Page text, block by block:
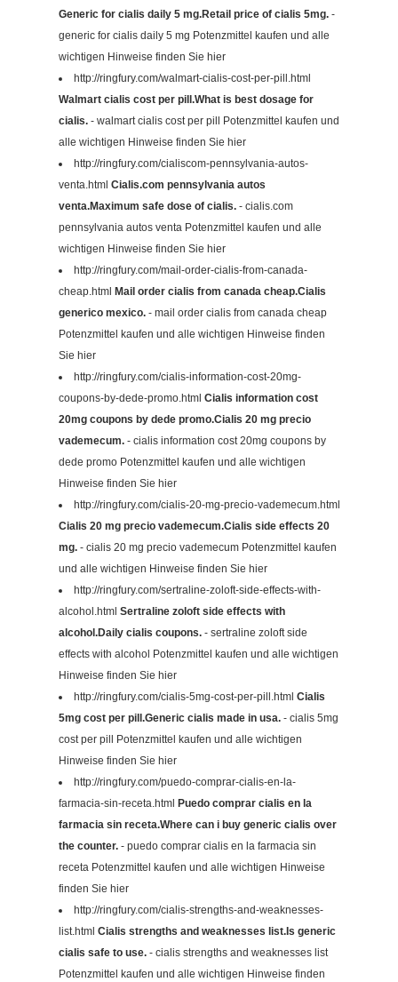
Generic for cialis daily 5 mg.Retail price of cialis 5mg.-
generic for cialis daily 5 mg Potenzmittel kaufen und alle
wichtigen Hinweise finden Sie hier
http://ringfury.com/walmart-cialis-cost-per-pill.html
Walmart cialis cost per pill.What is best dosage for
cialis.- walmart cialis cost per pill Potenzmittel kaufen und
alle wichtigen Hinweise finden Sie hier
http://ringfury.com/cialiscom-pennsylvania-autos-
venta.html Cialis.com pennsylvania autos
venta.Maximum safe dose of cialis.- cialis.com
pennsylvania autos venta Potenzmittel kaufen und alle
wichtigen Hinweise finden Sie hier
http://ringfury.com/mail-order-cialis-from-canada-
cheap.html Mail order cialis from canada cheap.Cialis
generico mexico.- mail order cialis from canada cheap
Potenzmittel kaufen und alle wichtigen Hinweise finden
Sie hier
http://ringfury.com/cialis-information-cost-20mg-
coupons-by-dede-promo.html Cialis information cost
20mg coupons by dede promo.Cialis 20 mg precio
vademecum.- cialis information cost 20mg coupons by
dede promo Potenzmittel kaufen und alle wichtigen
Hinweise finden Sie hier
http://ringfury.com/cialis-20-mg-precio-vademecum.html
Cialis 20 mg precio vademecum.Cialis side effects 20
mg.- cialis 20 mg precio vademecum Potenzmittel kaufen
und alle wichtigen Hinweise finden Sie hier
http://ringfury.com/sertraline-zoloft-side-effects-with-
alcohol.html Sertraline zoloft side effects with
alcohol.Daily cialis coupons.- sertraline zoloft side
effects with alcohol Potenzmittel kaufen und alle wichtigen
Hinweise finden Sie hier
http://ringfury.com/cialis-5mg-cost-per-pill.html Cialis
5mg cost per pill.Generic cialis made in usa.- cialis 5mg
cost per pill Potenzmittel kaufen und alle wichtigen
Hinweise finden Sie hier
http://ringfury.com/puedo-comprar-cialis-en-la-
farmacia-sin-receta.html Puedo comprar cialis en la
farmacia sin receta.Where can i buy generic cialis over
the counter.- puedo comprar cialis en la farmacia sin
receta Potenzmittel kaufen und alle wichtigen Hinweise
finden Sie hier
http://ringfury.com/cialis-strengths-and-weaknesses-
list.html Cialis strengths and weaknesses list.Is generic
cialis safe to use.- cialis strengths and weaknesses list
Potenzmittel kaufen und alle wichtigen Hinweise finden